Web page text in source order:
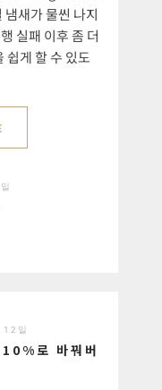
새가 물씬 나지
실패 이후 좀 더
쉽게 할 수 있도
일
로 바꿔버